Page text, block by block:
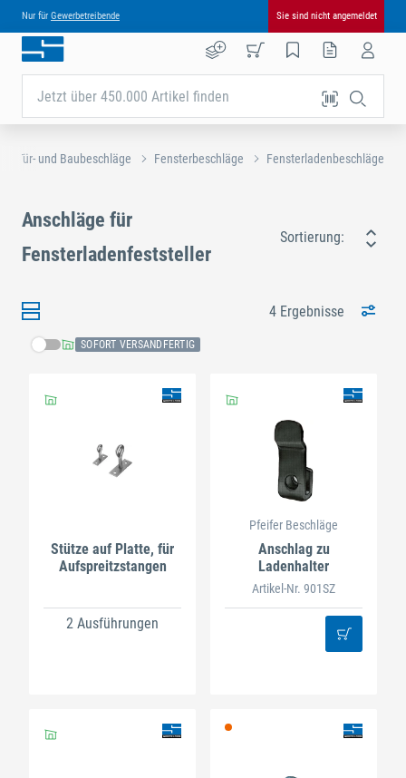
Nur für Gewerbetreibende Sie sind nicht angemeldet
Jetzt über 450.000 Artikel finden
Tür- und Baubeschläge Fensterbeschläge Fensterladenbeschläge
Anschläge für
Fensterladenfeststeller
Sortierung:
4 Ergebnisse
SOFORT VERSANDFERTIG
Stütze auf Platte, für
Aufspreitzstangen
2 Ausführungen
Pfeifer Beschläge
Anschlag zu
Ladenhalter
Artikel-Nr. 901SZ